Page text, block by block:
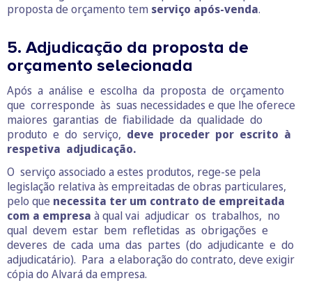
proposta de orçamento tem serviço após-venda.
5. Adjudicação da proposta de
orçamento selecionada
Após a análise e escolha da proposta de orçamento
que corresponde às suas necessidades e que lhe oferece
maiores garantias de fiabilidade da qualidade do
produto e do serviço, deve proceder por escrito à
respetiva adjudicação.
O serviço associado a estes produtos, rege-se pela
legislação relativa às empreitadas de obras particulares,
pelo que necessita ter um contrato de empreitada
com a empresa à qual vai adjudicar os trabalhos, no
qual devem estar bem refletidas as obrigações e
deveres de cada uma das partes (do adjudicante e do
adjudicatário). Para a elaboração do contrato, deve exigir
cópia do Alvará da empresa.